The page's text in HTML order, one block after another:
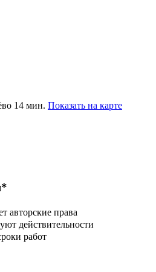
14 мин. Показать на карте
авторские права
действительности
работ